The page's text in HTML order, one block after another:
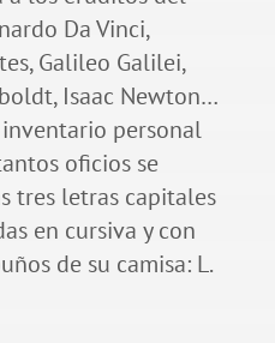
Da Vinci,
Galileo Galilei,
Isaac Newton…
personal
oficios se
tres letras capitales
en cursiva y con
de su camisa: L.